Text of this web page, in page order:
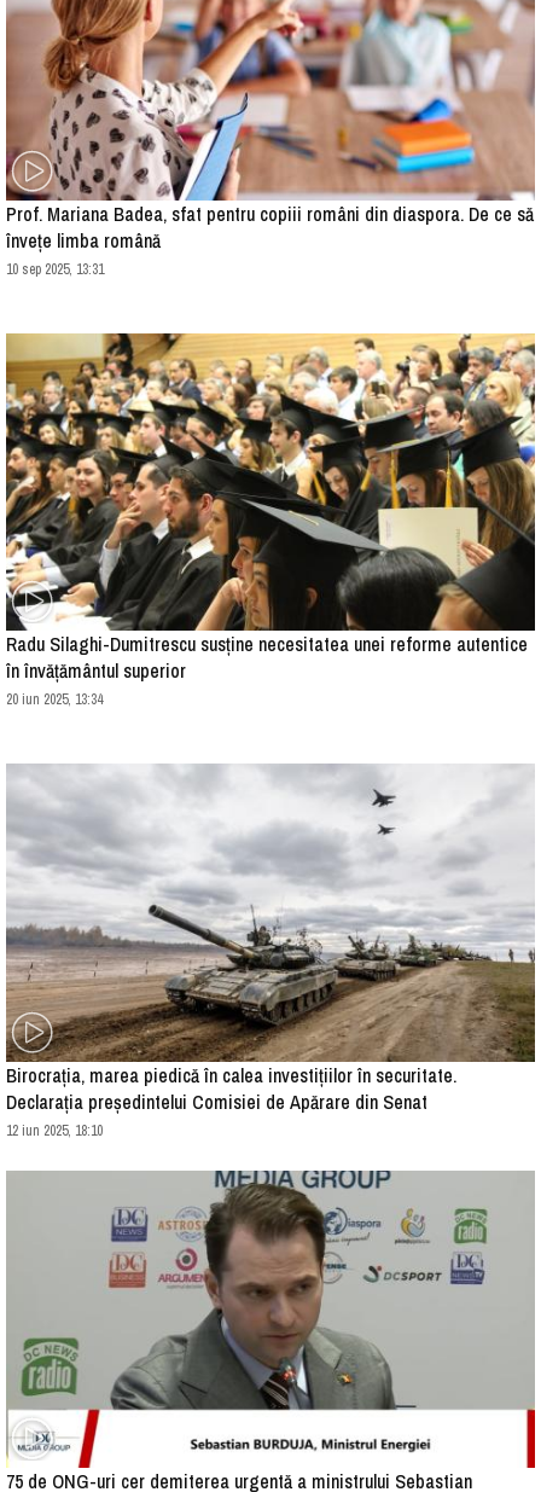
Prof. Mariana Badea, sfat pentru copiii români din diaspora. De ce să
înveţe limba română
10 sep 2025, 13:31
Radu Silaghi-Dumitrescu susține necesitatea unei reforme autentice
în învățământul superior
20 iun 2025, 13:34
Birocrația, marea piedică în calea investițiilor în securitate.
Declarația președintelui Comisiei de Apărare din Senat
12 iun 2025, 18:10
75 de ONG-uri cer demiterea urgentă a ministrului Sebastian